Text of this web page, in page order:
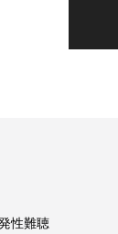
性難聴